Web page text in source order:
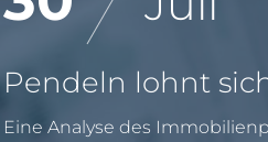
Eine Analyse des